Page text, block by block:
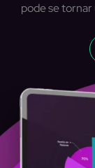
pode se tornar